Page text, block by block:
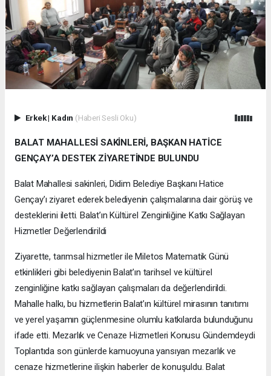
Erkek| Kadın (Haberi Sesli Oku)
BALAT MAHALLESİ SAKİNLERİ, BAŞKAN HATİCE
GENÇAY’A DESTEK ZİYARETİNDE BULUNDU
Balat Mahallesi sakinleri, Didim Belediye Başkanı Hatice
Gençay’ı ziyaret ederek belediyenin çalışmalarına dair görüş ve
desteklerini iletti. Balat’ın Kültürel Zenginliğine Katkı Sağlayan
Hizmetler Değerlendirildi
Ziyarette, tarımsal hizmetler ile Miletos Matematik Günü
etkinlikleri gibi belediyenin Balat’ın tarihsel ve kültürel
zenginliğine katkı sağlayan çalışmaları da değerlendirildi.
Mahalle halkı, bu hizmetlerin Balat’ın kültürel mirasının tanıtımı
ve yerel yaşamın güçlenmesine olumlu katkılarda bulunduğunu
ifade etti. Mezarlık ve Cenaze Hizmetleri Konusu Gündemdeydi
Toplantıda son günlerde kamuoyuna yansıyan mezarlık ve
cenaze hizmetlerine ilişkin haberler de konuşuldu. Balat